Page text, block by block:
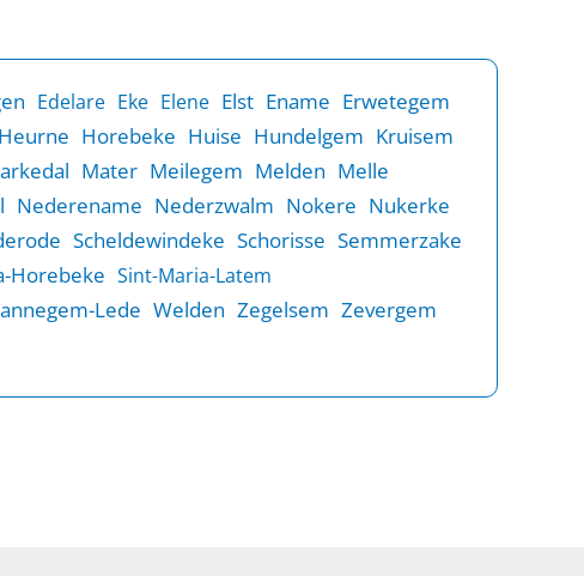
Edelare Eke Elene Elst Ename Erwetegem
Heurne Horebeke Huise Hundelgem Kruisem
Mater Meilegem Melden Melle
Nederename Nederzwalm Nokere Nukerke
Scheldewindeke Schorisse Semmerzake
Horebeke Sint-Maria-Latem
Lede Welden Zegelsem Zevergem